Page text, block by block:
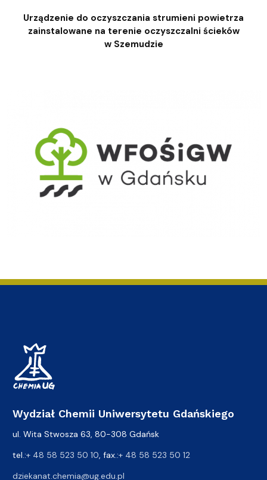
Urządzenie do oczyszczania strumieni powietrza
zainstalowane na terenie oczyszczalni ścieków
w Szemudzie
Wydział Chemii Uniwersytetu Gdańskiego
ul. Wita Stwosza 63, 80-308 Gdańsk
tel.:+ 48 58 523 50 10, fax.:+ 48 58 523 50 12
dziekanat.chemia@ug.edu.pl